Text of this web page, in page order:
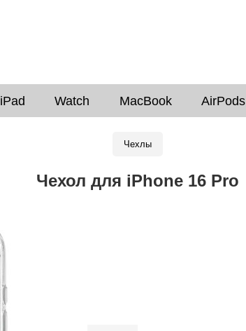
iPad Watch MacBook AirPods
Чехлы
Чехол для iPhone 16 Pro